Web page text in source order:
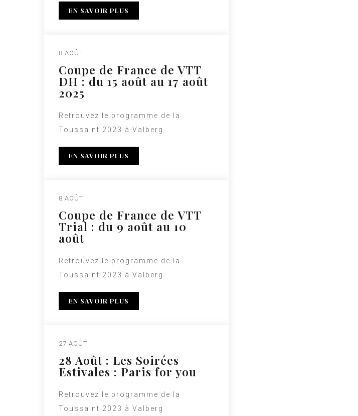
EN SAVOIR PLUS
8 AOÛT
Coupe de France de VTT
DH : du 15 août au 17 août
2025
Retrouvez le programme de la
Toussaint 2023 à Valberg
EN SAVOIR PLUS
8 AOÛT
Coupe de France de VTT
Trial : du 9 août au 10
août
Retrouvez le programme de la
Toussaint 2023 à Valberg
EN SAVOIR PLUS
27 AOÛT
28 Août : Les Soirées
Estivales : Paris for you
Retrouvez le programme de la
Toussaint 2023 à Valberg